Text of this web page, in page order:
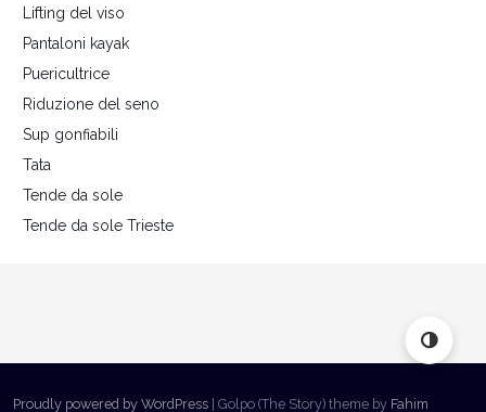
Lifting del viso
Pantaloni kayak
Puericultrice
Riduzione del seno
Sup gonfiabili
Tata
Tende da sole
Tende da sole Trieste
Proudly powered by WordPress Golpo (The Story) theme by Fahim